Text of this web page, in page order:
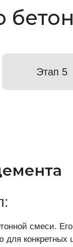
Этап 5
смеси.
конкретных